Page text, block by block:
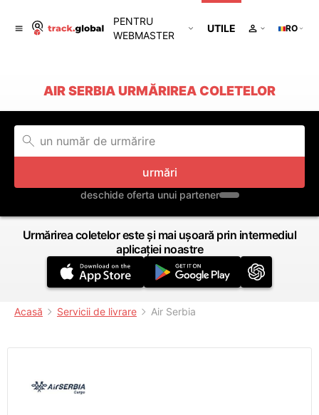
PENTRU
WEBMASTER
UTILE RO
AIR SERBIA URMĂRIREA COLETELOR
urmări
deschide oferta unui partener
Urmărirea coletelor este și mai ușoară prin intermediul
aplicației noastre
Acasă Servicii de livrare Air Serbia